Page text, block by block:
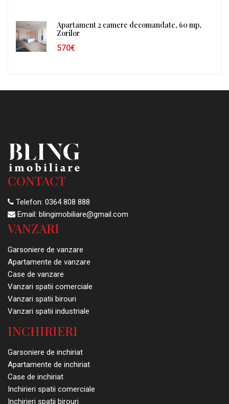
Apartament 2 camere decomandate, 60 mp,
Zorilor
570€
CONTACT
Telefon: 0364 808 888
Email: blingimobiliare@gmail.com
VANZARI
Garsoniere de vanzare
Apartamente de vanzare
Case de vanzare
Vanzari spatii comerciale
Vanzari spatii birouri
Vanzari spatii industriale
INCHIRIERI
Garsoniere de inchiriat
Apartamente de inchiriat
Case de inchiriat
Inchirieri spatii comerciale
Inchirieri spatii birouri